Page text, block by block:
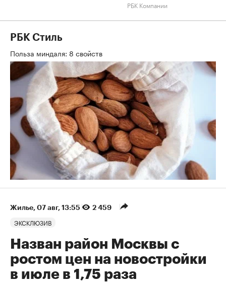
РБК Компании
РБК Стиль
Польза миндаля: 8 свойств
Жилье⁠, 07 авг, 13:55 2 459
ЭКСКЛЮЗИВ
Назван район Москвы с
ростом цен на новостройки
в июле в 1,75 раза